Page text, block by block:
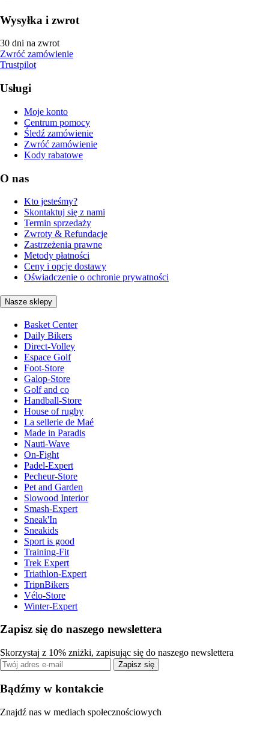
Wysyłka i zwrot
30 dni na zwrot
Zwróć zamówienie
Trustpilot
Usługi
Moje konto
Centrum pomocy
Śledź zamówienie
Zwróć zamówienie
Kody rabatowe
O nas
Kto jesteśmy?
Skontaktuj się z nami
Termin sprzedaży
Zwroty & Refundacje
Zastrzeżenia prawne
Metody płatności
Ceny i opcje dostawy
Oświadczenie o ochronie prywatności
Nasze sklepy
Basket Center
Daily Bikers
Direct-Volley
Espace Golf
Foot-Store
Galop-Store
Golf and co
Handball-Store
House of rugby
La sellerie de Maé
Made in Paradis
Nauti-Wave
On-Fight
Padel-Expert
Pecheur-Store
Pet and Garden
Slowood Interior
Smash-Expert
Sneak'In
Sneakids
Sport is good
Training-Fit
Trek Expert
Triathlon-Expert
TripnBikers
Vélo-Store
Winter-Expert
Zapisz się do naszego newslettera
Skorzystaj z 10% zniżki, zapisując się do naszego newslettera
Zapisz się
Bądźmy w kontakcie
Znajdź nas w mediach społecznościowych